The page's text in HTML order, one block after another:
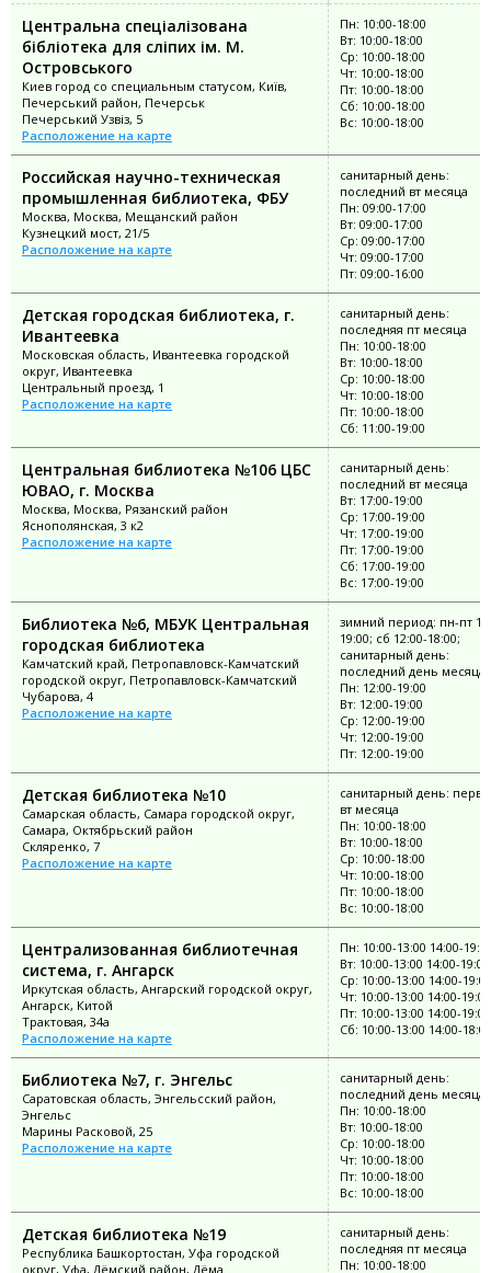
Центральна спеціалізована
бібліотека для сліпих ім. М.
Островського
Киев город со специальным статусом, Київ,
Печерський район, Печерськ
Печерський Узвіз, 5
Расположение на карте
Пн: 10:00-18:00
Вт: 10:00-18:00
Ср: 10:00-18:00
Чт: 10:00-18:00
Пт: 10:00-18:00
Сб: 10:00-18:00
Вс: 10:00-18:00
Российская научно-техническая
промышленная библиотека, ФБУ
Москва, Москва, Мещанский район
Кузнецкий мост, 21/5
Расположение на карте
санитарный день:
последний вт месяца
Пн: 09:00-17:00
Вт: 09:00-17:00
Ср: 09:00-17:00
Чт: 09:00-17:00
Пт: 09:00-16:00
Детская городская библиотека, г.
Ивантеевка
Московская область, Ивантеевка городской
округ, Ивантеевка
Центральный проезд, 1
Расположение на карте
санитарный день:
последняя пт месяца
Пн: 10:00-18:00
Вт: 10:00-18:00
Ср: 10:00-18:00
Чт: 10:00-18:00
Пт: 10:00-18:00
Сб: 11:00-19:00
Центральная библиотека №106 ЦБС
ЮВАО, г. Москва
Москва, Москва, Рязанский район
Яснополянская, 3 к2
Расположение на карте
санитарный день:
последний вт месяца
Вт: 17:00-19:00
Ср: 17:00-19:00
Чт: 17:00-19:00
Пт: 17:00-19:00
Сб: 17:00-19:00
Вс: 17:00-19:00
Библиотека №6, МБУК Центральная
городская библиотека
Камчатский край, Петропавловск-Камчатский
городской округ, Петропавловск-Камчатский
Чубарова, 4
Расположение на карте
зимний период: пн-пт
19:00; сб 12:00-18:00;
санитарный день:
последний день месяца
Пн: 12:00-19:00
Вт: 12:00-19:00
Ср: 12:00-19:00
Чт: 12:00-19:00
Пт: 12:00-19:00
Детская библиотека №10
Самарская область, Самара городской округ,
Самара, Октябрьский район
Скляренко, 7
Расположение на карте
санитарный день:
вт месяца
Пн: 10:00-18:00
Вт: 10:00-18:00
Ср: 10:00-18:00
Чт: 10:00-18:00
Пт: 10:00-18:00
Вс: 10:00-18:00
Централизованная библиотечная
система, г. Ангарск
Иркутская область, Ангарский городской округ,
Ангарск, Китой
Трактовая, 34а
Расположение на карте
Пн: 10:00-13:00 14:00-
Вт: 10:00-13:00 14:00-19:00
Ср: 10:00-13:00 14:00-19:00
Чт: 10:00-13:00 14:00-19:00
Пт: 10:00-13:00 14:00-19:00
Сб: 10:00-13:00 14:00-18:00
Библиотека №7, г. Энгельс
Саратовская область, Энгельсский район,
Энгельс
Марины Расковой, 25
Расположение на карте
санитарный день:
последний день месяца
Пн: 10:00-18:00
Вт: 10:00-18:00
Ср: 10:00-18:00
Чт: 10:00-18:00
Пт: 10:00-18:00
Вс: 10:00-18:00
Детская библиотека №19
Республика Башкортостан, Уфа городской
округ, Уфа, Дёмский район, Дёма
санитарный день:
последняя пт месяца
Пн: 10:00-18:00